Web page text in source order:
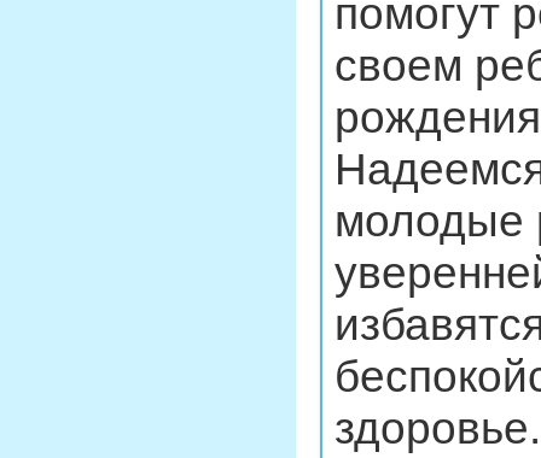
помогут
своем
молодые
здоровье.